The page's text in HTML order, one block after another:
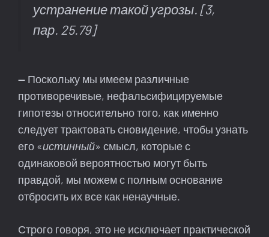
устранение такой угрозы. [3,
пар. 25.79]
— Поскольку мы имеем различные
противоречивые, нефальсифицируемые
гипотезы относительно того, как именно
следует трактовать сновидение, чтобы узнать
его «истинный» смысл, которые с
одинаковой вероятностью могут быть
правдой, мы можем с полным основание
отбросить их все как ненаучные.
Строго говоря, это не исключает практической